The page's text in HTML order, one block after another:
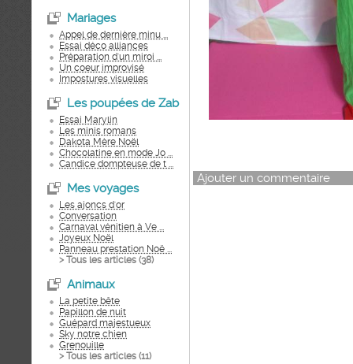
Mariages
Appel de dernière minu ...
Essai déco alliances
Préparation d'un miroi ...
Un coeur improvisé
Impostures visuelles
Les poupées de Zab
Essai Marylin
Les minis romans
Dakota Mère Noël
Chocolatine en mode Jo ...
Candice dompteuse de t ...
Mes voyages
Les ajoncs d'or
Conversation
Carnaval vénitien à Ve ...
Joyeux Noël
Panneau prestation Noë ...
> Tous les articles (38)
Animaux
La petite bête
Papillon de nuit
Guépard majestueux
Sky notre chien
Grenouille
> Tous les articles (11)
Ajouter un commentaire